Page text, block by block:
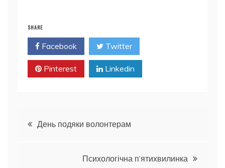
SHARE
Facebook Twitter
Pinterest Linkedin
Навігація
День подяки волонтерам
Психологічна п’ятихвилинка